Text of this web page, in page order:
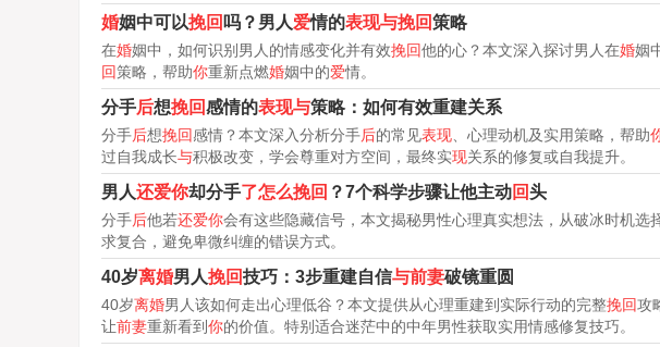
婚姻中可以挽回 吗？男人爱情的表现与挽回策略
在婚姻中，如何识别男人的情感变化并有效挽回他的心？本文深入探讨男人在婚姻
回策略，帮助你重新点燃婚姻中的爱情。
分手后想挽回感情的表现与策略：如何有效重建关系
分手后想挽回感情？本文深入分析分手后的常见表现 、心理动机及实用策略，帮助
过自我成长与积极改变，学会尊重对方空间，最终实现关系的修复或自我提升。
男人还爱你却分手了怎么挽回 ？7个科学步骤让他主动回头
分手后他若还爱你会有这些隐藏信号，本文揭秘男性心理真实想法，从破冰时机选
求复合，避免卑微纠缠的错误方式。
40岁离婚男人挽回技巧：3步重建自信与前妻破镜重圆
40岁离婚男人该如何走出心理低谷？本文提供从心理重建到实际行动的完整挽回攻
让前妻重新看到 你的价值。特别适合迷茫中的中年男性获取实用情感修复技巧。